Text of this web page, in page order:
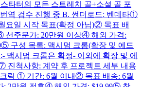
타터의 모든 스트레치 골+소셜 골 포
역 검수 진행 중 B. 썬더로드: 벤데타①
요일 시작 목표(확정 아님)② 목표 배
선주문가: 20만원 이상④ 해외 가격:
구성 목록: 맥시멈 크롬(확장 및 에드
맥시멈 크롬은 확정- 이외에 확장 및 에
진척사항: 계약 후 프로젝트 세부 내용
릭 ① 기간: 6월 이내② 목표 배송: 6월